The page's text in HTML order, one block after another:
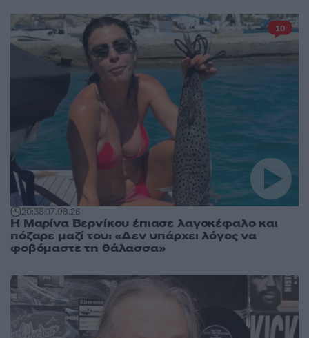
20:3807.08.26
Η Μαρίνα Βερνίκου έπιασε λαγοκέφαλο και
πόζαρε μαζί του: «Δεν υπάρχει λόγος να
φοβόμαστε τη θάλασσα»
10